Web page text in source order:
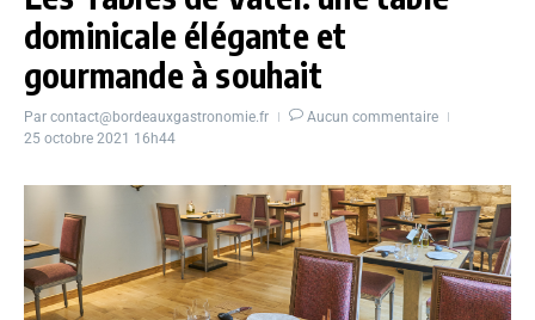
dominicale élégante et
gourmande à souhait
Par contact@bordeauxgastronomie.fr
Aucun commentaire
25 octobre 2021 16h44